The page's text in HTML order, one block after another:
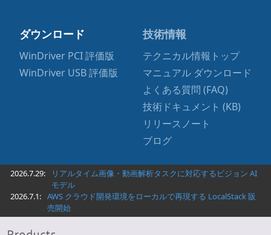
ダウンロード
WinDriver PCI 評価版
WinDriver USB 評価版
技術情報
テクニカル情報トップ
マニュアル ダウンロード
よくある質問 (FAQ)
技術ドキュメント (KB)
リリースノート
ブログ
2026.7.29:
リアルタイム画像・動画解析タスクに対応するビジョン AI
モデル
2026.7.1: AWS クラウド開発環境をローカルで再現する LocalStack 販
売開始